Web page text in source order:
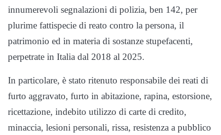
innumerevoli segnalazioni di polizia, ben 142, per
plurime fattispecie di reato contro la persona, il
patrimonio ed in materia di sostanze stupefacenti,
perpetrate in Italia dal 2018 al 2025.
In particolare, è stato ritenuto responsabile dei reati di
furto aggravato, furto in abitazione, rapina, estorsione,
ricettazione, indebito utilizzo di carte di credito,
minaccia, lesioni personali, rissa, resistenza a pubblico